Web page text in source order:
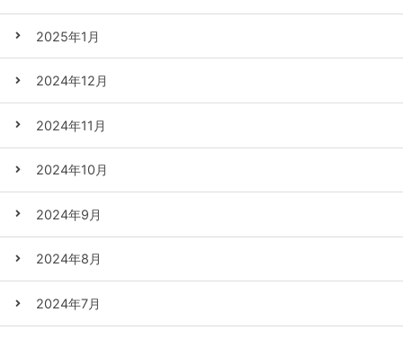
2025年1月
2024年12月
2024年11月
2024年10月
2024年9月
2024年8月
2024年7月